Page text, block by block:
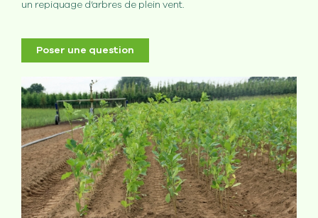
un repiquage d’arbres de plein vent.
Poser une question